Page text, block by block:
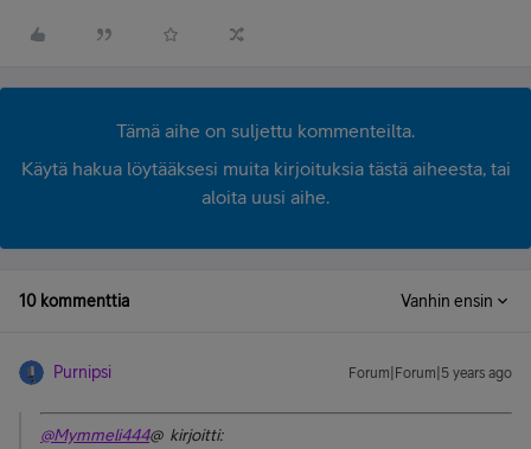
Tämä aihe on suljettu kommenteilta.
Käytä hakua löytääksesi muita kirjoituksia tästä aiheesta, tai
aloita uusi aihe.
10 kommenttia Vanhin ensin
Purnipsi Forum|Forum|5 years ago
@Mymmeli444@ kirjoitti: